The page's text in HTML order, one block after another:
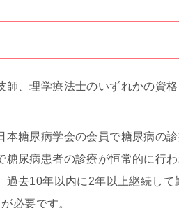
、理学療法士のいずれかの資
本糖尿病学会の会員で糖尿病の
糖尿病患者の診療が恒常的に行
去10年以内に2年以上継続し
必要です。